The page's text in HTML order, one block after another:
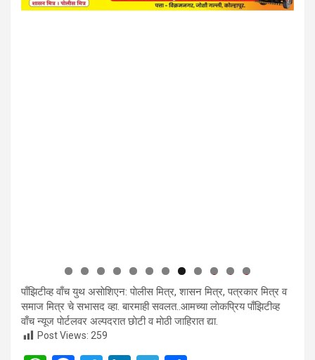
0 1
2
पाँझिटीव्ह वाँच युथ असाेशिएन: पाेलीस मित्र, शासन मित्र, पत्रकार मित्र व
समाज मित्र चे सभासद व्हा. बारमाही सवलत..आमच्या लाेकप्रिय पाँझिटीव्ह
वाँच न्यूज पाेर्टलवर अल्पदरात छाेटी व माेठी जाहिरात द्या.
Post Views: 259